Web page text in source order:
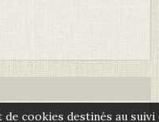
cookies destinés au suivi